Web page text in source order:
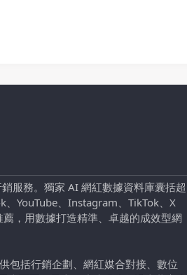
服務。獨家 AI 網紅數據資料庫囊括超
YouTube、Instagram、TikTok、X
，用數據打造精準、卓越的成效型網
包括行銷企劃、網紅媒合對接、數位